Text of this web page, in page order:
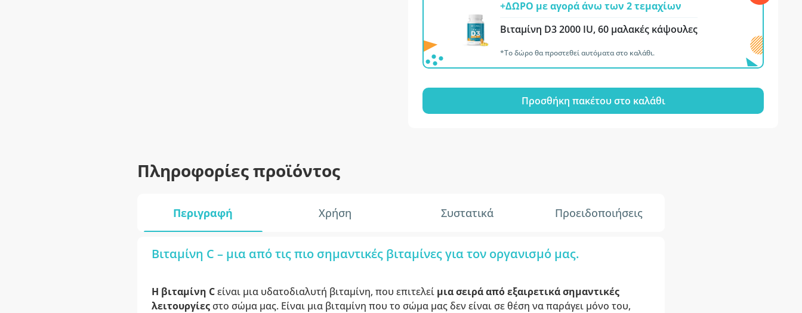
+ΔΩΡΟ με αγορά άνω των 2 τεμαχίων
Βιταμίνη D3 2000 IU, 60 μαλακές κάψουλες
*Το δώρο θα προστεθεί αυτόματα στο καλάθι.
Προσθήκη πακέτου στο καλάθι
Πληροφορίες προϊόντος
Περιγραφή Χρήση Συστατικά Προειδοποιήσεις
Βιταμίνη C – μια από τις πιο σημαντικές βιταμίνες για τον οργανισμό μας.
Η βιταμίνη Cείναι μια υδατοδιαλυτή βιταμίνη, που επιτελείμια σειρά από εξαιρετικά σημαντικές
λειτουργίεςστο σώμα μας. Είναι μια βιταμίνη που το σώμα μας δεν είναι σε θέση να παράγει μόνο του,